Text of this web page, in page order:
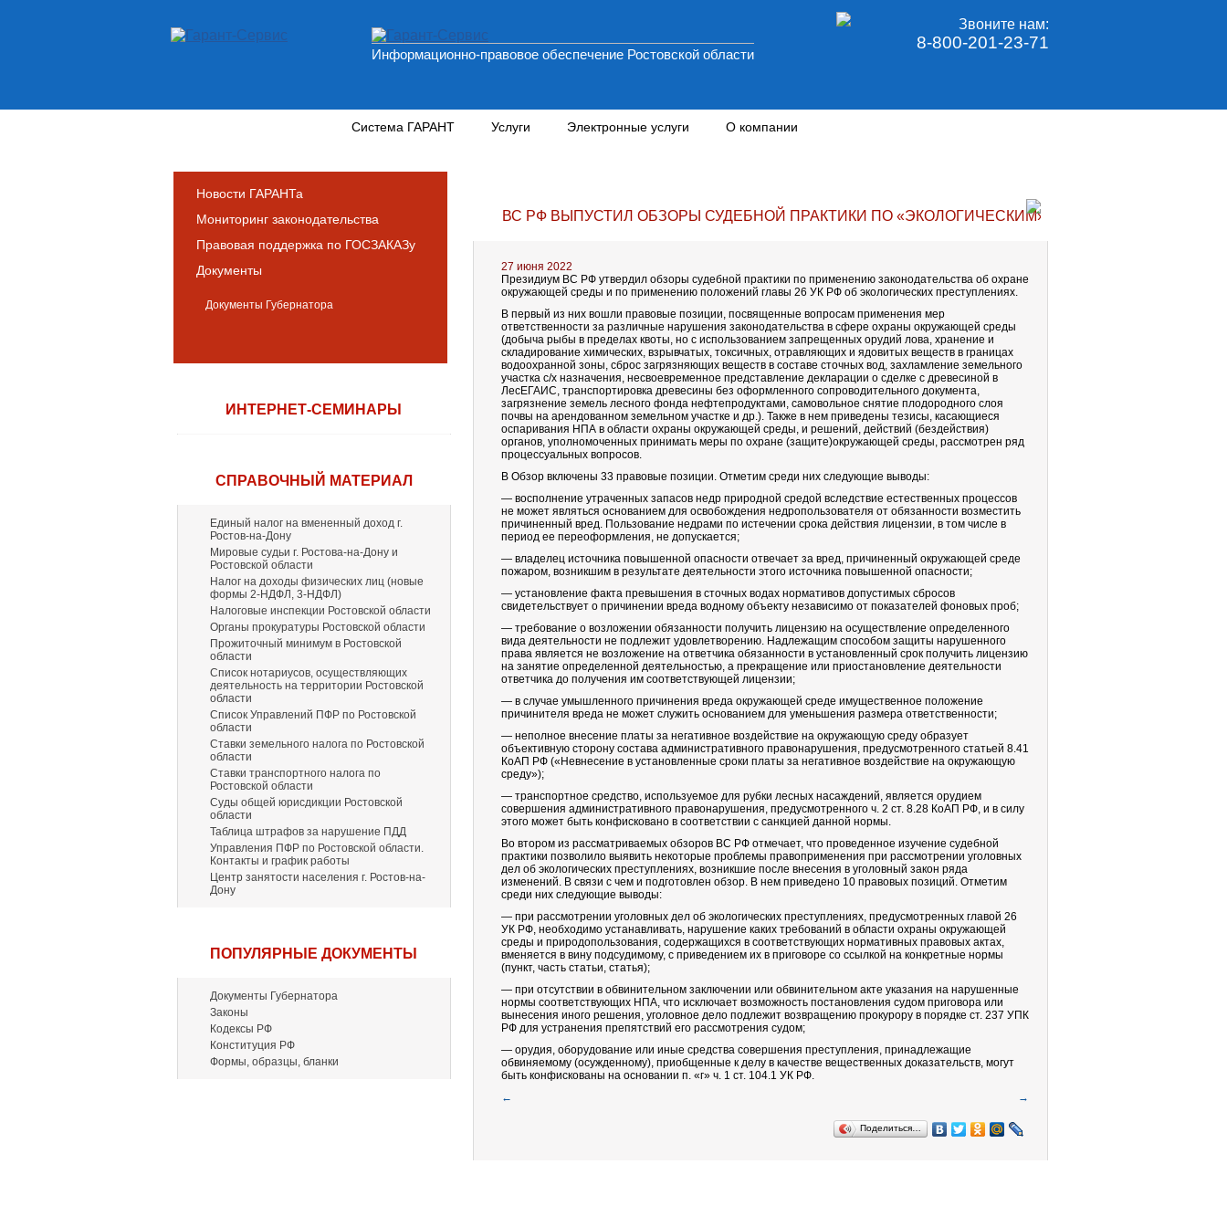
Информационно-правовое обеспечение Ростовской области
Звоните нам:
8-800-201-23-71
Система ГАРАНТ Услуги Электронные услуги О компании
Новости ГАРАНТа
Мониторинг законодательства
Правовая поддержка по ГОСЗАКАЗу
Документы
Документы Губернатора
ИНТЕРНЕТ-СЕМИНАРЫ
СПРАВОЧНЫЙ МАТЕРИАЛ
Единый налог на вмененный доход г.
Ростов-на-Дону
Мировые судьи г. Ростова-на-Дону и
Ростовской области
Налог на доходы физических лиц (новые
формы 2-НДФЛ, 3-НДФЛ)
Налоговые инспекции Ростовской области
Органы прокуратуры Ростовской области
Прожиточный минимум в Ростовской
области
Список нотариусов, осуществляющих
деятельность на территории Ростовской
области
Список Управлений ПФР по Ростовской
области
Ставки земельного налога по Ростовской
области
Ставки транспортного налога по
Ростовской области
Суды общей юрисдикции Ростовской
области
Таблица штрафов за нарушение ПДД
Управления ПФР по Ростовской области.
Контакты и график работы
Центр занятости населения г. Ростов-на-
Дону
ПОПУЛЯРНЫЕ ДОКУМЕНТЫ
Документы Губернатора
Законы
Кодексы РФ
Конституция РФ
Формы, образцы, бланки
ВС РФ ВЫПУСТИЛ ОБЗОРЫ СУДЕБНОЙ ПРАКТИКИ ПО «ЭКОЛОГИЧЕСКИМ» ДЕЛАМ
27 июня 2022
Президиум ВС РФ утвердил обзоры судебной практики по применению законодательства об охране
окружающей среды и по применению положений главы 26 УК РФ об экологических преступлениях.
В первый из них вошли правовые позиции, посвященные вопросам применения мер
ответственности за различные нарушения законодательства в сфере охраны окружающей среды
(добыча рыбы в пределах квоты, но с использованием запрещенных орудий лова, хранение и
складирование химических, взрывчатых, токсичных, отравляющих и ядовитых веществ в границах
водоохранной зоны, сброс загрязняющих веществ в составе сточных вод, захламление земельного
участка с/х назначения, несвоевременное представление декларации о сделке с древесиной в
ЛесЕГАИС, транспортировка древесины без оформленного сопроводительного документа,
загрязнение земель лесного фонда нефтепродуктами, самовольное снятие плодородного слоя
почвы на арендованном земельном участке и др.). Также в нем приведены тезисы, касающиеся
оспаривания НПА в области охраны окружающей среды, и решений, действий (бездействия)
органов, уполномоченных принимать меры по охране (защите)окружающей среды, рассмотрен ряд
процессуальных вопросов.
В Обзор включены 33 правовые позиции. Отметим среди них следующие выводы:
— восполнение утраченных запасов недр природной средой вследствие естественных процессов
не может являться основанием для освобождения недропользователя от обязанности возместить
причиненный вред. Пользование недрами по истечении срока действия лицензии, в том числе в
период ее переоформления, не допускается;
— владелец источника повышенной опасности отвечает за вред, причиненный окружающей среде
пожаром, возникшим в результате деятельности этого источника повышенной опасности;
— установление факта превышения в сточных водах нормативов допустимых сбросов
свидетельствует о причинении вреда водному объекту независимо от показателей фоновых проб;
— требование о возложении обязанности получить лицензию на осуществление определенного
вида деятельности не подлежит удовлетворению. Надлежащим способом защиты нарушенного
права является не возложение на ответчика обязанности в установленный срок получить лицензию
на занятие определенной деятельностью, а прекращение или приостановление деятельности
ответчика до получения им соответствующей лицензии;
— в случае умышленного причинения вреда окружающей среде имущественное положение
причинителя вреда не может служить основанием для уменьшения размера ответственности;
— неполное внесение платы за негативное воздействие на окружающую среду образует
объективную сторону состава административного правонарушения, предусмотренного статьей 8.41
КоАП РФ («Невнесение в установленные сроки платы за негативное воздействие на окружающую
среду»);
— транспортное средство, используемое для рубки лесных насаждений, является орудием
совершения административного правонарушения, предусмотренного ч. 2 ст. 8.28 КоАП РФ, и в силу
этого может быть конфисковано в соответствии с санкцией данной нормы.
Во втором из рассматриваемых обзоров ВС РФ отмечает, что проведенное изучение судебной
практики позволило выявить некоторые проблемы правоприменения при рассмотрении уголовных
дел об экологических преступлениях, возникшие после внесения в уголовный закон ряда
изменений. В связи с чем и подготовлен обзор. В нем приведено 10 правовых позиций. Отметим
среди них следующие выводы:
— при рассмотрении уголовных дел об экологических преступлениях, предусмотренных главой 26
УК РФ, необходимо устанавливать, нарушение каких требований в области охраны окружающей
среды и природопользования, содержащихся в соответствующих нормативных правовых актах,
вменяется в вину подсудимому, с приведением их в приговоре со ссылкой на конкретные нормы
(пункт, часть статьи, статья);
— при отсутствии в обвинительном заключении или обвинительном акте указания на нарушенные
нормы соответствующих НПА, что исключает возможность постановления судом приговора или
вынесения иного решения, уголовное дело подлежит возвращению прокурору в порядке ст. 237 УПК
РФ для устранения препятствий его рассмотрения судом;
— орудия, оборудование или иные средства совершения преступления, принадлежащие
обвиняемому (осужденному), приобщенные к делу в качестве вещественных доказательств, могут
быть конфискованы на основании п. «г» ч. 1 ст. 104.1 УК РФ.
←
→
Поделиться…